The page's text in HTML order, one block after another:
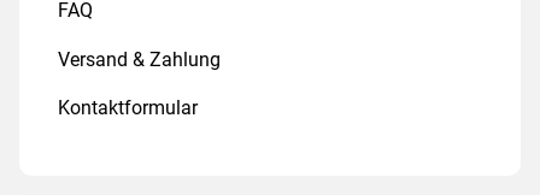
FAQ
Versand & Zahlung
Kontaktformular